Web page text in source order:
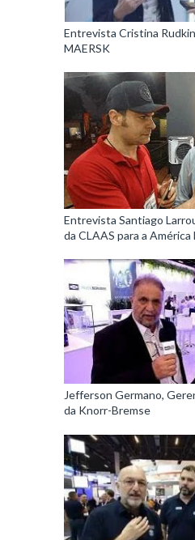
Entrevista Cristina
MAERSK
Entrevista Santiago
da CLAAS para a América
Jefferson Germano,
da Knorr-Bremse